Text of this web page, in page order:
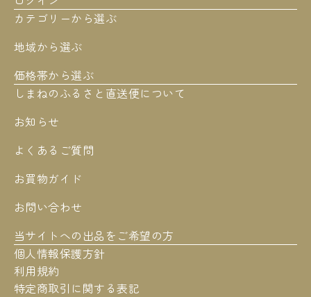
カテゴリーから選ぶ
地域から選ぶ
価格帯から選ぶ
しまねのふるさと直送便について
お知らせ
よくあるご質問
お買物ガイド
お問い合わせ
当サイトへの出品をご希望の方
個人情報保護方針
利用規約
特定商取引に関する表記